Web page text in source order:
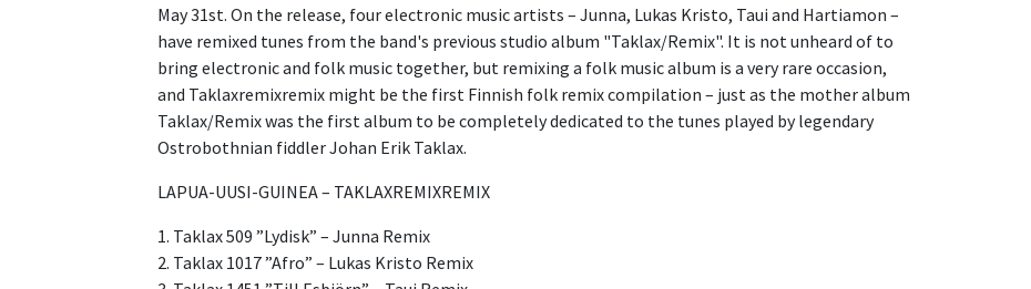
May 31st. On the release, four electronic music artists – Junna, Lukas Kristo, Taui and Hartiamon –
have remixed tunes from the band's previous studio album "Taklax/Remix". It is not unheard of to
bring electronic and folk music together, but remixing a folk music album is a very rare occasion,
and Taklaxremixremix might be the first Finnish folk remix compilation – just as the mother album
Taklax/Remix was the first album to be completely dedicated to the tunes played by legendary
Ostrobothnian fiddler Johan Erik Taklax.
LAPUA-UUSI-GUINEA – TAKLAXREMIXREMIX
1. Taklax 509 ”Lydisk” – Junna Remix
2. Taklax 1017 ”Afro” – Lukas Kristo Remix